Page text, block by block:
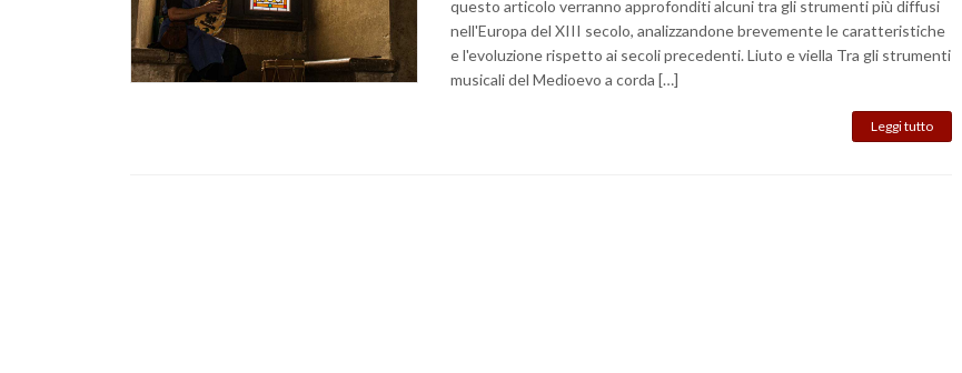
questo articolo verranno approfonditi alcuni tra gli strumenti più diffusi
nell'Europa del XIII secolo, analizzandone brevemente le caratteristiche
e l'evoluzione rispetto ai secoli precedenti. Liuto e viella Tra gli strumenti
musicali del Medioevo a corda […]
Leggi tutto